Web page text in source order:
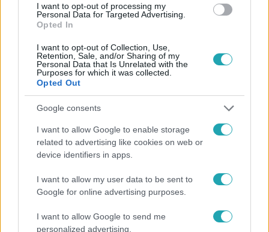
I want to opt-out of processing my
Personal Data for Targeted Advertising.
Opted In
I want to opt-out of Collection, Use,
Retention, Sale, and/or Sharing of my
Personal Data that Is Unrelated with the
Purposes for which it was collected.
Opted Out
Google consents
I want to allow Google to enable storage
related to advertising like cookies on web or
device identifiers in apps.
I want to allow my user data to be sent to
Google for online advertising purposes.
I want to allow Google to send me
personalized advertising.
HÍRADÓ # ADÁSRÉSZLETEK
Népszerű